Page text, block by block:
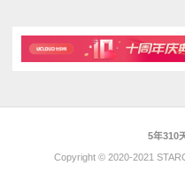
5年310
Copyright © 2020-2021